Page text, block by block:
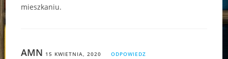
mieszkaniu.
AMN 15 KWIETNIA, 2020 ODPOWIEDZ